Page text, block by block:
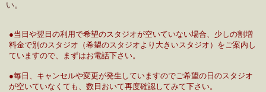
い。
●当日や翌日の利用で希望のスタジオが空いていない場合、少しの割増
料金で別のスタジオ（希望のスタジオより大きいスタジオ）をご案内し
ていますので、まずはお電話下さい。
●毎日、キャンセルや変更が発生していますのでご希望の日のスタジオ
が空いていなくても、数日おいて再度確認してみて下さい。